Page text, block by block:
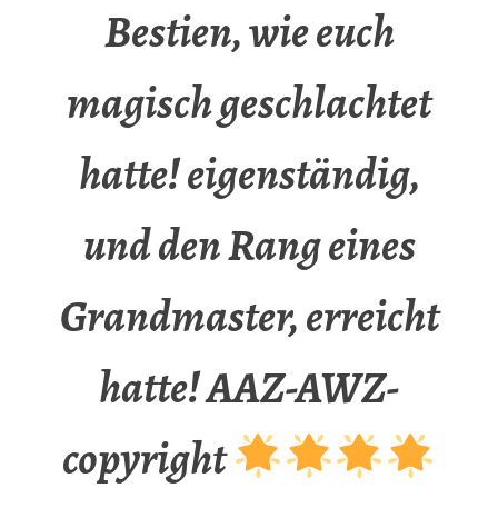
Bestien, wie euch
magisch geschlachtet
hatte! eigenständig,
und den Rang eines
Grandmaster, erreicht
hatte! AAZ-AWZ-
copyright